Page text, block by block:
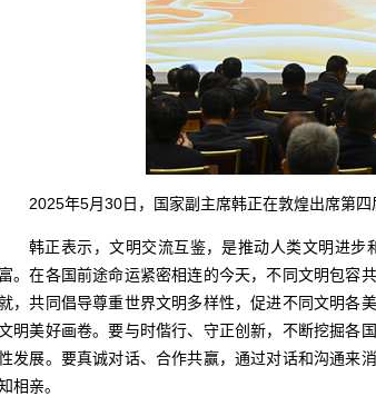
2025年5月30日，国家副主席韩正在敦煌出席第四
韩正表示，文明交流互鉴，是推动人类文明进
富。在各国前途命运紧密相连的今天，不同文明包容
，共同倡导尊重世界文明多样性，促进不同文明各
明美好画卷。要与时偕行、守正创新，不断挖掘各
发展。要真诚对话、合作共赢，通过对话和沟通来
相亲。